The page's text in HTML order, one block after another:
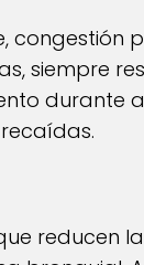
siempre
durante
reducen